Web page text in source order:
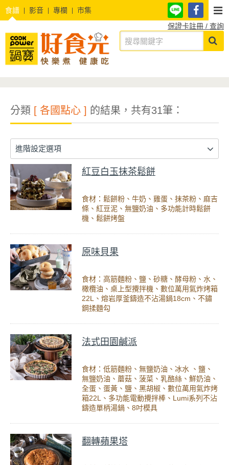
食譜 影音 專欄
市集
保證卡註冊 / 查詢
分類 [ 各國點心 ] 的結果，共有31筆：
進階設定選項
紅豆白玉抹茶鬆餅
食材：鬆餅粉、牛奶、雞蛋、抹茶粉、麻吉
條、紅豆泥、無鹽奶油、多功能計時鬆餅
機、鬆餅烤盤
原味貝果
食材：高筋麵粉、鹽、砂糖、酵母粉、水、
橄欖油、桌上型攪拌機、數位萬用氣炸烤箱
22L、熔岩厚釜鑄造不沾湯鍋18cm、不鏽
鋼揉麵勾
法式田園鹹派
食材：低筋麵粉、無鹽奶油、冰水 、鹽、
無鹽奶油、蘑菇、菠菜、乳酪絲、鮮奶油、
全蛋、蛋黃、鹽、黑胡椒、數位萬用氣炸烤
箱22L、多功能電動攪拌棒、Lumi系列不沾
鑄造單柄湯鍋、8吋模具
翻轉蘋果塔